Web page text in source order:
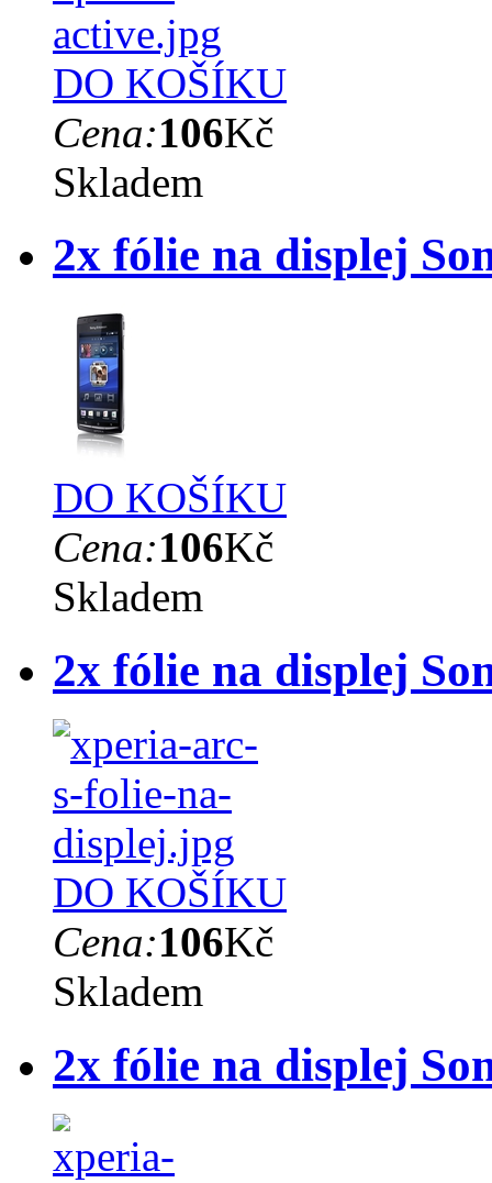
DO KOŠÍKU
Cena:106Kč
Skladem
2x fólie na displej
DO KOŠÍKU
Cena:106Kč
Skladem
2x fólie na displej
DO KOŠÍKU
Cena:106Kč
Skladem
2x fólie na displej